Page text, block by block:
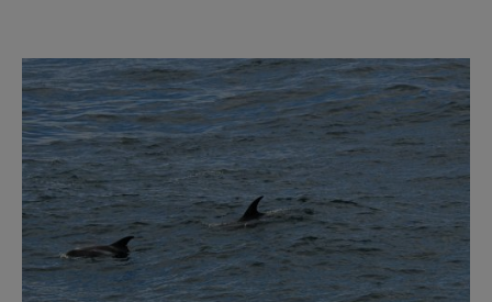
Preview
Image
Image